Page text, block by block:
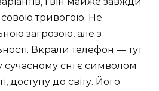
тривогою. Не
загрозою, але з
Вкрали телефон — тут
сучасному сні є символом
доступу до світу. Його